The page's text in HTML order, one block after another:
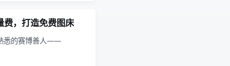
，打造免费图床
悉的赛博善人——